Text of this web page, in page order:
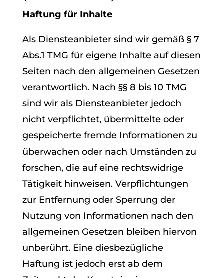
Haftung für Inhalte
Als Diensteanbieter sind wir gemäß § 7
Abs.1 TMG für eigene Inhalte auf diesen
Seiten nach den allgemeinen Gesetzen
verantwortlich. Nach §§ 8 bis 10 TMG
sind wir als Diensteanbieter jedoch
nicht verpflichtet, übermittelte oder
gespeicherte fremde Informationen zu
überwachen oder nach Umständen zu
forschen, die auf eine rechtswidrige
Tätigkeit hinweisen. Verpflichtungen
zur Entfernung oder Sperrung der
Nutzung von Informationen nach den
allgemeinen Gesetzen bleiben hiervon
unberührt. Eine diesbezügliche
Haftung ist jedoch erst ab dem